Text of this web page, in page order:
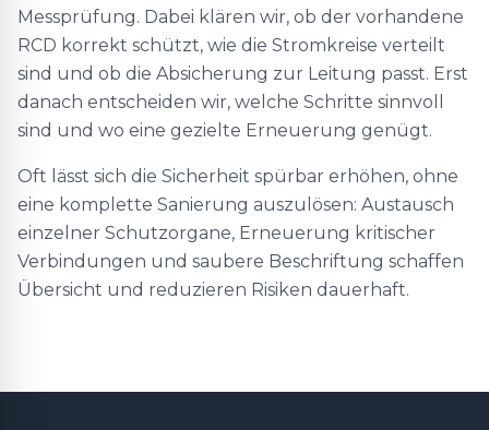
Messprüfung. Dabei klären wir, ob der vorhandene
RCD korrekt schützt, wie die Stromkreise verteilt
sind und ob die Absicherung zur Leitung passt. Erst
danach entscheiden wir, welche Schritte sinnvoll
sind und wo eine gezielte Erneuerung genügt.
Oft lässt sich die Sicherheit spürbar erhöhen, ohne
eine komplette Sanierung auszulösen: Austausch
einzelner Schutzorgane, Erneuerung kritischer
Verbindungen und saubere Beschriftung schaffen
Übersicht und reduzieren Risiken dauerhaft.